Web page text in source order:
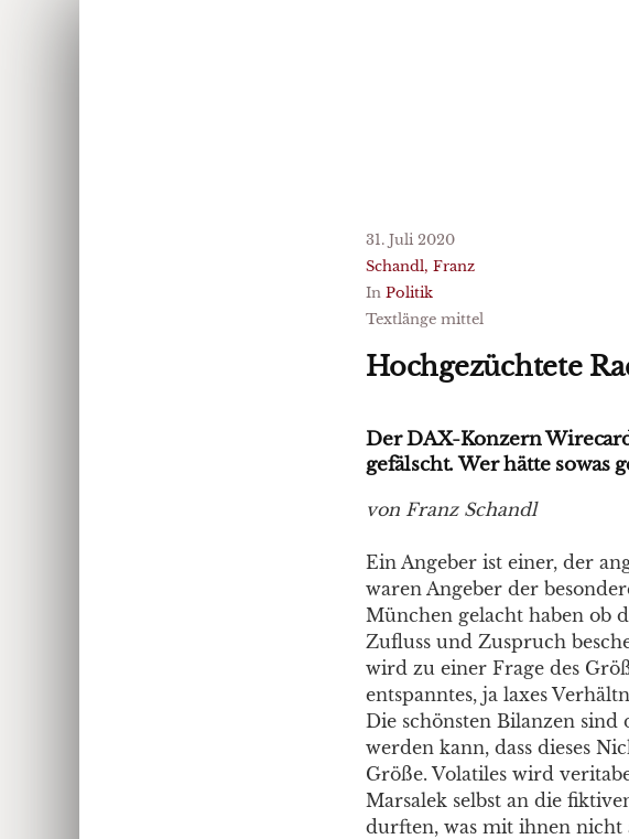
31. Juli 2020
Schandl, Franz
In Politik
Textlänge mittel
Hochgezüchtete
Der DAX-Konzern
gefälscht. Wer hätte sowas
von Franz Schandl
Ein Angeber ist einer, der
waren Angeber der
München gelacht haben ob
Zufluss und Zuspruch
wird zu einer Frage des
entspanntes, ja laxes
Die schönsten Bilanzen
werden kann, dass dieses
Größe. Volatiles wird
Marsalek selbst an die
durften, was mit ihnen nicht